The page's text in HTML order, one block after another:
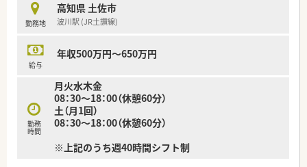
＜こんな方にもオススメ＞
■複数店舗展開されているチェーン薬局を希望されている方
■外来対応だけでなく、在宅業務など幅広く経験していきたい方
等 少しでも気になる方はお気軽にお問い合わせ下さい。
勤務地
高知県 土佐市
波川駅 (JR土讃線)
給与
年収500万円～650万円
勤務
時間
月火水木金
08：30～18：00（休憩60分）
土（月1回）
08：30～18：00（休憩60分）
※上記のうち週40時間シフト制